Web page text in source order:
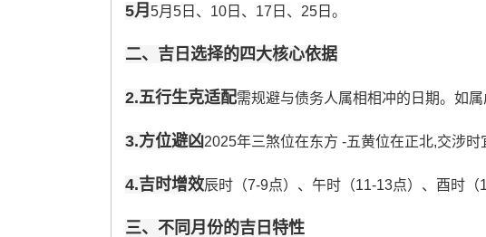
5月 5月5日、10日、17日、25日。
二、吉日选择的四大核心依据
2.五行生克适配需规避与债务人属相相冲的日期。如
3.方位避凶2025年三煞位在东方 -五黄位在正北,交涉时
4.吉时增效辰时（7-9点）、午时（11-13点）、酉时（
三、不同月份的吉日特性